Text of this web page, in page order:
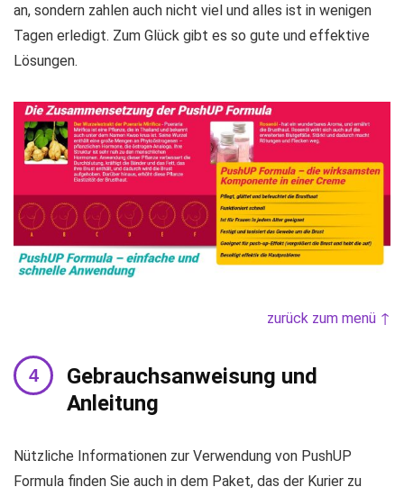
an, sondern zahlen auch nicht viel und alles ist in wenigen
Tagen erledigt. Zum Glück gibt es so gute und effektive
Lösungen.
zurück zum menü ↑
Gebrauchsanweisung und
Anleitung
Nützliche Informationen zur Verwendung von PushUP
Formula finden Sie auch in dem Paket, das der Kurier zu